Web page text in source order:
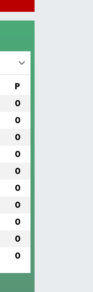
P
0
0
0
0
0
0
0
0
0
0